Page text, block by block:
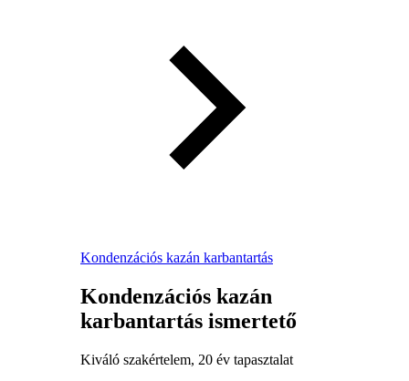
Kondenzációs kazán karbantartás
Kondenzációs kazán
karbantartás ismertető
Kiváló szakértelem, 20 év tapasztalat